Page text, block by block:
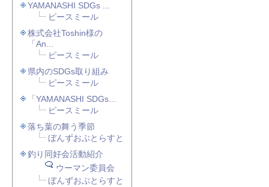
YAMANASHI SDGs ...
ピースミール
株式会社Toshin様の
「An...
ピースミール
県内のSDGs取り組み
ピースミール
「YAMANASHI SDGs...
ピースミール
落ち葉の舞う季節
ぼんずおぶとらすと
釣り同好会活動紹介
ウーマン委員会
ぼんずおぶとらすと